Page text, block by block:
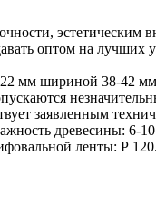
оптом на
мм шириной 38-42
заявленным
древесины: 6-10
ленты: Р 120.